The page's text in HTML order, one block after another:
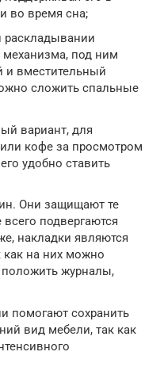
во время сна;
под ним
и вместительный
сложить спальные
вариант, для
кофе за просмотром
удобно ставить
Они защищают те
подвергаются
накладки являются
на них можно
положить журналы,
помогают сохранить
вид мебели, так как